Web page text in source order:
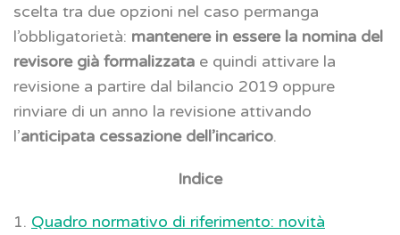
scelta tra due opzioni nel caso permanga
l’obbligatorietà: mantenere in essere la nomina del
revisore già formalizzata e quindi attivare la
revisione a partire dal bilancio 2019 oppure
rinviare di un anno la revisione attivando
l’anticipata cessazione dell’incarico.
Indice
1. Quadro normativo di riferimento: novità